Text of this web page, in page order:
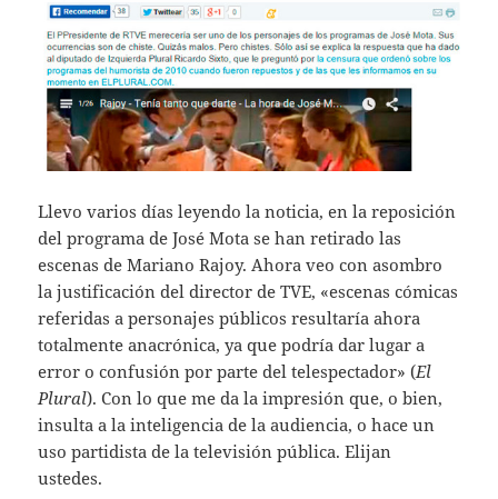
Llevo varios días leyendo la noticia, en la reposición
del programa de José Mota se han retirado las
escenas de Mariano Rajoy. Ahora veo con asombro
la justificación del director de TVE, «escenas cómicas
referidas a personajes públicos resultaría ahora
totalmente anacrónica, ya que podría dar lugar a
error o confusión por parte del telespectador» (El
Plural). Con lo que me da la impresión que, o bien,
insulta a la inteligencia de la audiencia, o hace un
uso partidista de la televisión pública. Elijan
ustedes.